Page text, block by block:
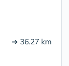
➔ 36.27 km